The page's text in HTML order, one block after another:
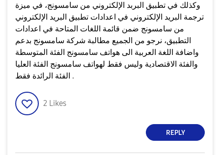
وكذلك في تطبيق البربد الإلكتروني من سامسونج، في ميزة
ترجمة البريد الإلكتروني في اعدادات تطبيق البريد الإلكتروني
من سامسونج ضمن قائمة اللغات المتاحة في اعدادات
التطبيق، نرجو من الجميع مطالبة شركة سامسونج بدعم
واضافة اللغة العربية الى هواتف سامسونج الفئة المتوسطة
والفئة الاقتصادية وليس فقط لهواتف سامسونج الفئة العليا
الفئة الرائدة فقط .
2 Likes
REPLY